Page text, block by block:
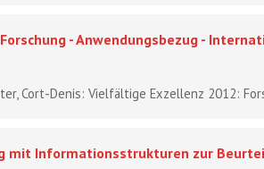
- Anwendungsbezug -
Cort-Denis: Vielfältige Exzellenz 2012:
mit Informationsstrukturen zur